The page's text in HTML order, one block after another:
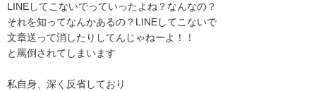
LINEしてこないでっていったよね？なんなの？
それを知ってなんかあるの？LINEしてこないで
文章送って消したりしてんじゃねーよ！！
と罵倒されてしまいます
私自身、深く反省しており